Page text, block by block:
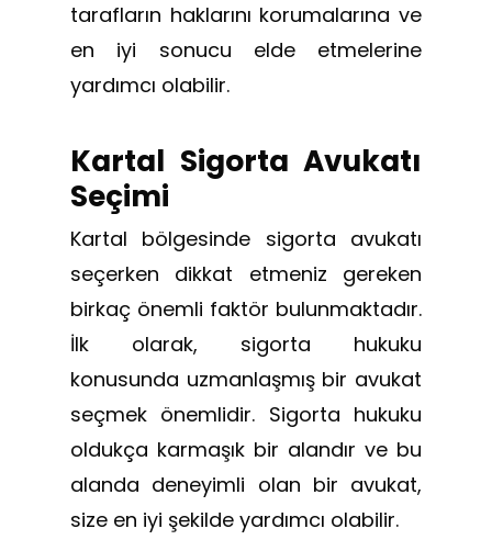
tarafların haklarını korumalarına ve
en iyi sonucu elde etmelerine
yardımcı olabilir.
Kartal Sigorta Avukatı
Seçimi
Kartal bölgesinde sigorta avukatı
seçerken dikkat etmeniz gereken
birkaç önemli faktör bulunmaktadır.
İlk olarak, sigorta hukuku
konusunda uzmanlaşmış bir avukat
seçmek önemlidir. Sigorta hukuku
oldukça karmaşık bir alandır ve bu
alanda deneyimli olan bir avukat,
size en iyi şekilde yardımcı olabilir.